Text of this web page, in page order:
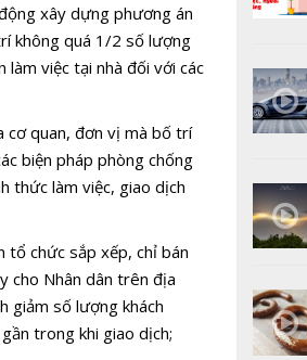
xây dựng phương án
không quá 1/2 số lượng
việc tại nhà đối với các
cơ quan, đơn vị mà bố trí
biện pháp phòng chống
thức làm việc, giao dịch
tổ chức sắp xếp, chỉ bán
cho Nhân dân trên địa
giảm số lượng khách
trong khi giao dịch;